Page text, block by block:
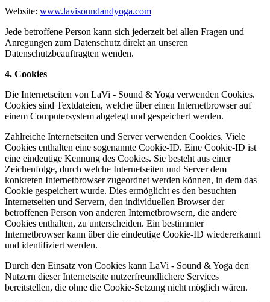
Website: www.lavisoundandyoga.com
Jede betroffene Person kann sich jederzeit bei allen Fragen und
Anregungen zum Datenschutz direkt an unseren
Datenschutzbeauftragten wenden.
4. Cookies
Die Internetseiten von LaVi - Sound & Yoga verwenden Cookies.
Cookies sind Textdateien, welche über einen Internetbrowser auf
einem Computersystem abgelegt und gespeichert werden.
Zahlreiche Internetseiten und Server verwenden Cookies. Viele
Cookies enthalten eine sogenannte Cookie-ID. Eine Cookie-ID ist
eine eindeutige Kennung des Cookies. Sie besteht aus einer
Zeichenfolge, durch welche Internetseiten und Server dem
konkreten Internetbrowser zugeordnet werden können, in dem das
Cookie gespeichert wurde. Dies ermöglicht es den besuchten
Internetseiten und Servern, den individuellen Browser der
betroffenen Person von anderen Internetbrowsern, die andere
Cookies enthalten, zu unterscheiden. Ein bestimmter
Internetbrowser kann über die eindeutige Cookie-ID wiedererkannt
und identifiziert werden.
Durch den Einsatz von Cookies kann LaVi - Sound & Yoga den
Nutzern dieser Internetseite nutzerfreundlichere Services
bereitstellen, die ohne die Cookie-Setzung nicht möglich wären.